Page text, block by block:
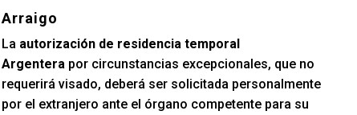
Arraigo
La autorización de residencia temporal
Argentera por circunstancias excepcionales, que no
requerirá visado, deberá ser solicitada personalmente
por el extranjero ante el órgano competente para su